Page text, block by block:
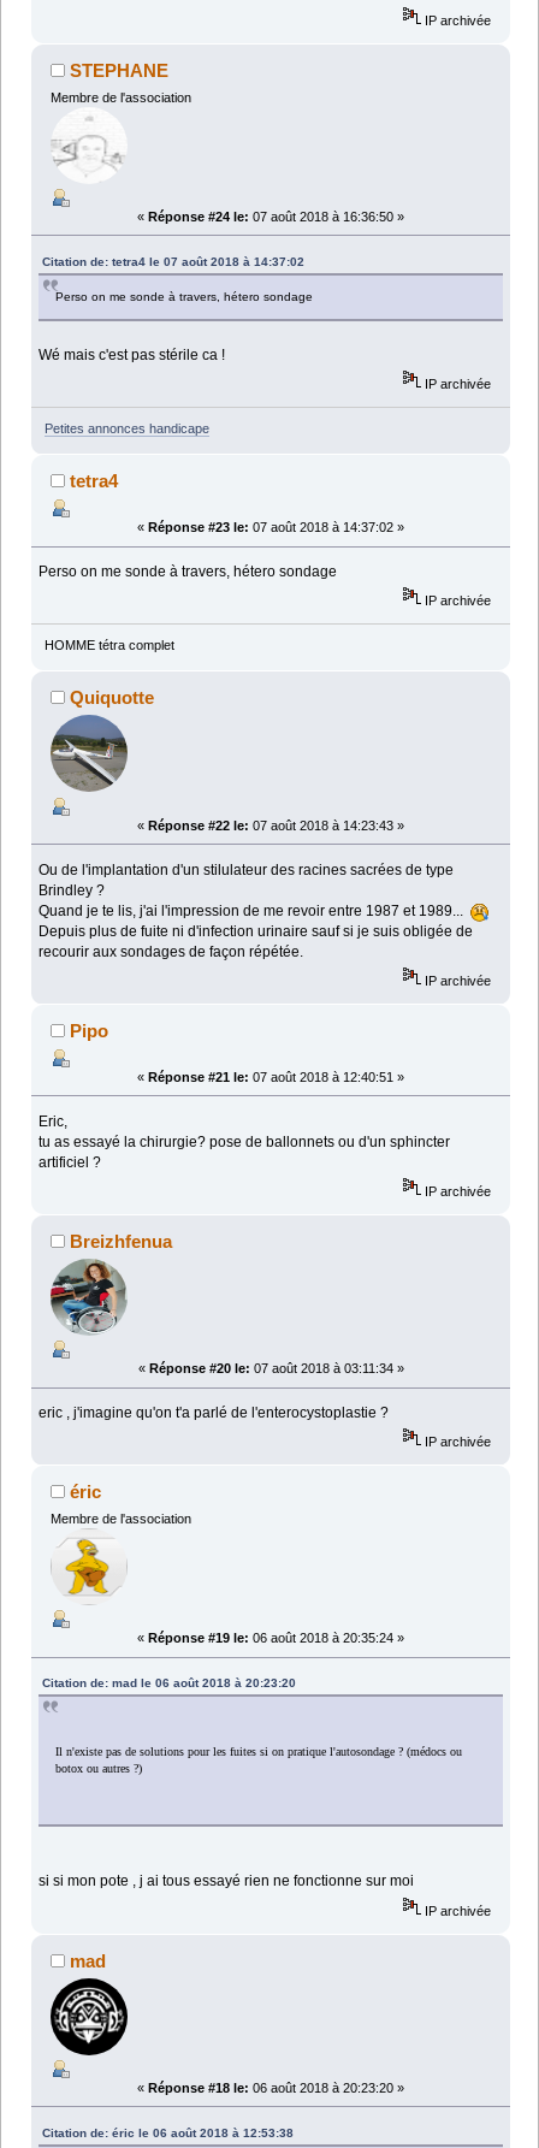
IP archivée
STEPHANE
Membre de l'association
« Réponse #24 le: 07 août 2018 à 16:36:50 »
Citation de: tetra4 le 07 août 2018 à 14:37:02
Perso on me sonde à travers, hétero sondage
Wé mais c'est pas stérile ca !
IP archivée
Petites annonces handicape
tetra4
« Réponse #23 le: 07 août 2018 à 14:37:02 »
Perso on me sonde à travers, hétero sondage
IP archivée
HOMME tétra complet
Quiquotte
« Réponse #22 le: 07 août 2018 à 14:23:43 »
Ou de l'implantation d'un stilulateur des racines sacrées de type
Brindley ?
Quand je te lis, j'ai l'impression de me revoir entre 1987 et 1989...
Depuis plus de fuite ni d'infection urinaire sauf si je suis obligée de
recourir aux sondages de façon répétée.
IP archivée
Pipo
« Réponse #21 le: 07 août 2018 à 12:40:51 »
Eric,
tu as essayé la chirurgie? pose de ballonnets ou d'un sphincter
artificiel ?
IP archivée
Breizhfenua
« Réponse #20 le: 07 août 2018 à 03:11:34 »
eric , j'imagine qu'on t'a parlé de l'enterocystoplastie ?
IP archivée
éric
Membre de l'association
« Réponse #19 le: 06 août 2018 à 20:35:24 »
Citation de: mad le 06 août 2018 à 20:23:20
Il n'existe pas de solutions pour les fuites si on pratique l'autosondage ? (médocs ou
botox ou autres ?)
si si mon pote , j ai tous essayé rien ne fonctionne sur moi
IP archivée
mad
« Réponse #18 le: 06 août 2018 à 20:23:20 »
Citation de: éric le 06 août 2018 à 12:53:38